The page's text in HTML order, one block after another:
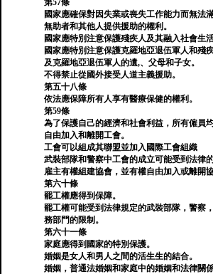
第57條
國家應確保對因失業或喪失工作能力而無法
無助者和其他人提供援助的權利。
國家應特別注意保護殘疾人及其融入社會生活
國家應特別注意保護克羅地亞退伍軍人和殘
及克羅地亞退伍軍人的遺,、父母和子女。
不得禁止從國外接受人道主義援助。
第五十八條
依法應保障所有人享有醫療保健的權利。
第59條
為了保護自己的經濟和社會利益，所有僱員
自由加入和離開工會。
工會可以組成其聯盟並加入國際工會組織
武裝部隊和警察中工會的成立可能受到法律的
雇主有權組建協會，並有權自由加入或離開協
第六十條
罷工權應得到保障。
罷工權可能受到法律規定的武裝部隊，警察
務部門的限制。
第六十一條
家庭應得到國家的特別保護。
婚姻是女人和男人之間的活生生的結合。
婚姻，普通法婚姻和家庭中的婚姻和法律關